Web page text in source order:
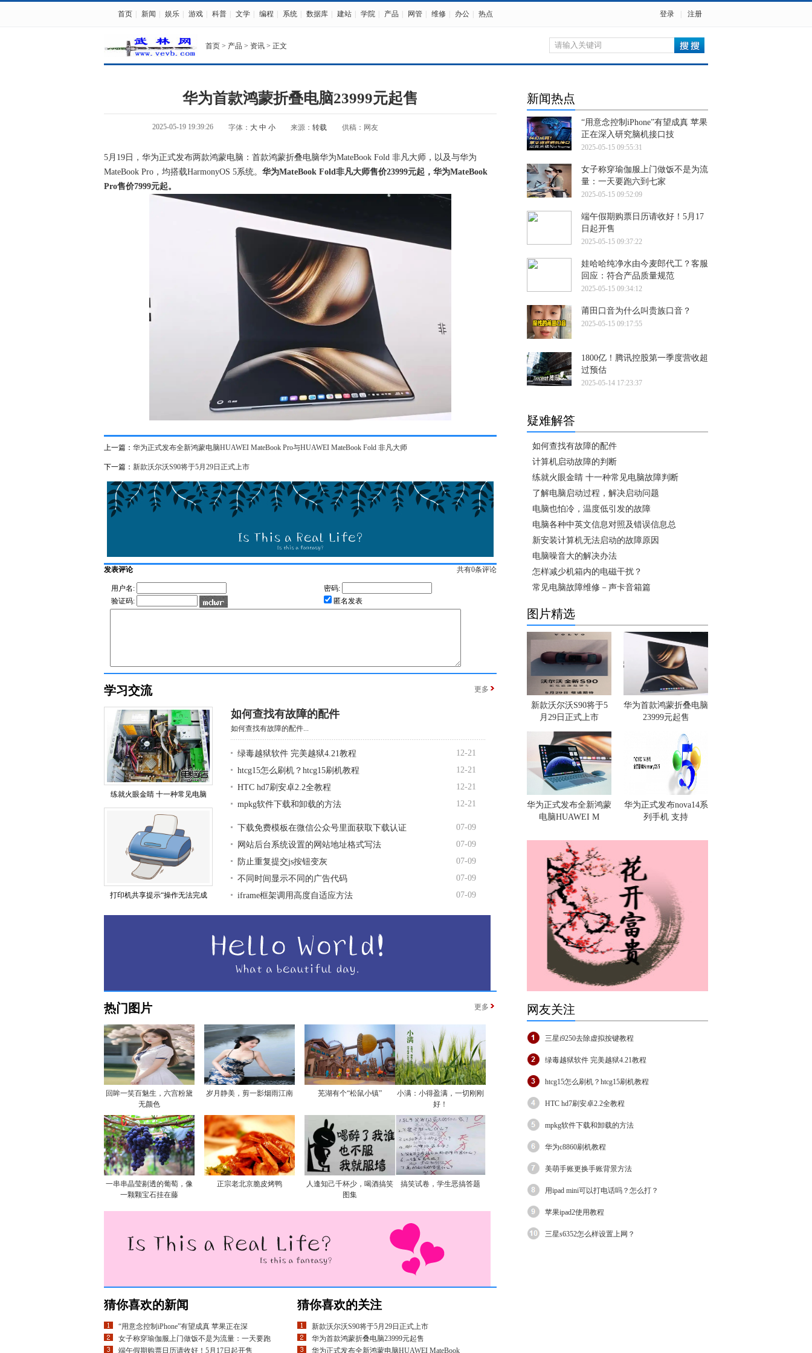
首页 新闻 娱乐 游戏 科普 文学 编程 系统 数据库 建站 学院 产品 网管 维修 办公 热点 登录 注册
首页 > 产品 > 资讯 > 正文
华为首款鸿蒙折叠电脑23999元起售
2025-05-19 19:39:26 字体： 大 中 小 来源： 转载 供稿：网友
5月19日，华为正式发布两款鸿蒙电脑：首款鸿蒙折叠电脑华为MateBook Fold 非凡大师，以及与华为
MateBook Pro，均搭载HarmonyOS 5系统。 华为MateBook Fold非凡大师售价23999元起，华为MateBook
Pro售价7999元起。
上一篇： 华为正式发布全新鸿蒙电脑HUAWEI MateBook Pro与HUAWEI MateBook Fold 非凡大师
下一篇： 新款沃尔沃S90将于5月29日正式上市
发表评论 共有0条评论
用户名:
密码:
验证码:
匿名发表
学习交流 更多
练就火眼金睛 十一种常见电脑
打印机共享提示“操作无法完成
如何查找有故障的配件
如何查找有故障的配件...
绿毒越狱软件 完美越狱4.21教程
12-21
htcg15怎么刷机？htcg15刷机教程
12-21
HTC hd7刷安卓2.2全教程
12-21
mpkg软件下载和卸载的方法
12-21
下载免费模板在微信公众号里面获取下载认证
07-09
网站后台系统设置的网站地址格式写法
07-09
防止重复提交js按钮变灰
07-09
不同时间显示不同的广告代码
07-09
iframe框架调用高度自适应方法
07-09
热门图片 更多
回眸一笑百魅生，六宫粉黛
无颜色
岁月静美，剪一影烟雨江南 芜湖有个“松鼠小镇”
小满：小得盈满，一切刚刚
好！
一串串晶莹剔透的葡萄，像
一颗颗宝石挂在藤
正宗老北京脆皮烤鸭
人逢知己千杯少，喝酒搞笑
图集
搞笑试卷，学生恶搞答题
猜你喜欢的新闻
“用意念控制iPhone”有望成真 苹果正在深
女子称穿瑜伽服上门做饭不是为流量：一天要跑
端午假期购票日历请收好！5月17日起开售
猜你喜欢的关注
新款沃尔沃S90将于5月29日正式上市
华为首款鸿蒙折叠电脑23999元起售
华为正式发布全新鸿蒙电脑HUAWEI MateBook
新闻热点
“用意念控制iPhone”有望成真 苹果
正在深入研究脑机接口技
2025-05-15 09:55:31
女子称穿瑜伽服上门做饭不是为流
量：一天要跑六到七家
2025-05-15 09:52:09
端午假期购票日历请收好！5月17
日起开售
2025-05-15 09:37:22
娃哈哈纯净水由今麦郎代工？客服
回应：符合产品质量规范
2025-05-15 09:34:12
莆田口音为什么叫贵族口音？
2025-05-15 09:17:55
1800亿！腾讯控股第一季度营收超
过预估
2025-05-14 17:23:37
疑难解答
如何查找有故障的配件
计算机启动故障的判断
练就火眼金睛 十一种常见电脑故障判断
了解电脑启动过程，解决启动问题
电脑也怕冷，温度低引发的故障
电脑各种中英文信息对照及错误信息总
新安装计算机无法启动的故障原因
电脑噪音大的解决办法
怎样减少机箱内的电磁干扰？
常见电脑故障维修－声卡音箱篇
图片精选
新款沃尔沃S90将于5
月29日正式上市
华为首款鸿蒙折叠电脑
23999元起售
华为正式发布全新鸿蒙
电脑HUAWEI M
华为正式发布nova14系
列手机 支持
网友关注
三星i9250去除虚拟按键教程
绿毒越狱软件 完美越狱4.21教程
htcg15怎么刷机？htcg15刷机教程
HTC hd7刷安卓2.2全教程
mpkg软件下载和卸载的方法
华为c8860刷机教程
美萌手账更换手账背景方法
用ipad mini可以打电话吗？怎么打？
苹果ipad2使用教程
三星s6352怎么样设置上网？